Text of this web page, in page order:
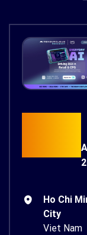
Ho Chi
City
Viet Nam